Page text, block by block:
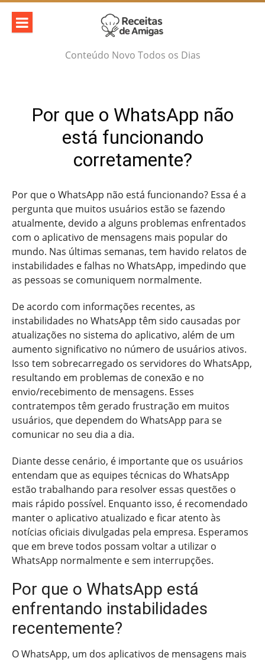
Skip
content
Conteúdo Novo Todos os Dias
Por que o WhatsApp não
está funcionando
corretamente?
Por que o WhatsApp não está funcionando? Essa é a
pergunta que muitos usuários estão se fazendo
atualmente, devido a alguns problemas enfrentados
com o aplicativo de mensagens mais popular do
mundo. Nas últimas semanas, tem havido relatos de
instabilidades e falhas no WhatsApp, impedindo que
as pessoas se comuniquem normalmente.
De acordo com informações recentes, as
instabilidades no WhatsApp têm sido causadas por
atualizações no sistema do aplicativo, além de um
aumento significativo no número de usuários ativos.
Isso tem sobrecarregado os servidores do WhatsApp,
resultando em problemas de conexão e no
envio/recebimento de mensagens. Esses
contratempos têm gerado frustração em muitos
usuários, que dependem do WhatsApp para se
comunicar no seu dia a dia.
Diante desse cenário, é importante que os usuários
entendam que as equipes técnicas do WhatsApp
estão trabalhando para resolver essas questões o
mais rápido possível. Enquanto isso, é recomendado
manter o aplicativo atualizado e ficar atento às
notícias oficiais divulgadas pela empresa. Esperamos
que em breve todos possam voltar a utilizar o
WhatsApp normalmente e sem interrupções.
Por que o WhatsApp está
enfrentando instabilidades
recentemente?
O WhatsApp, um dos aplicativos de mensagens mais